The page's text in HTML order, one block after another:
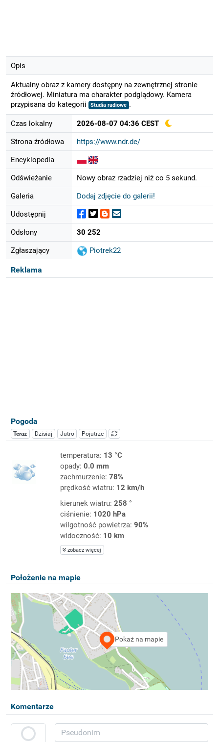
Opis
Aktualny obraz z kamery dostępny na zewnętrznej stronie
źródłowej. Miniatura ma charakter podglądowy. Kamera
przypisana do kategorii
Studia radiowe .
Czas lokalny 2026-08-07 04:36 CEST
Strona źródłowa https://www.ndr.de/
Encyklopedia
Odświeżanie Nowy obraz rzadziej niż co 5 sekund.
Galeria Dodaj zdjęcie do galerii!
Udostępnij
Odsłony 30 252
Zgłaszający Piotrek22
Reklama
Pogoda
Teraz Dzisiaj Jutro Pojutrze
temperatura: 13 °C
opady: 0.0 mm
zachmurzenie: 78%
prędkość wiatru: 12 km/h
kierunek wiatru: 258 °
ciśnienie: 1020 hPa
wilgotność powietrza: 90%
widoczność: 10 km
zobacz więcej
Położenie na mapie
Pokaż na mapie
Komentarze